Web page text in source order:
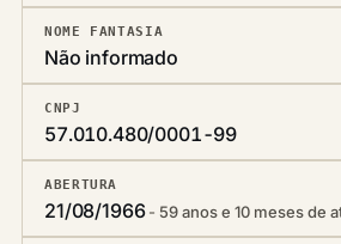
NOME FANTASIA
Não informado
CNPJ
57.010.480/0001-99
ABERTURA
21/08/1966 59 anos e 10 meses de